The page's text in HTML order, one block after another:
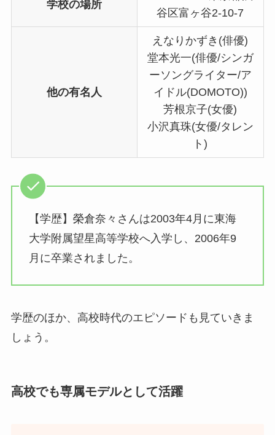
学校の場所
谷区富ヶ谷2-10-7
他の有名人
えなりかずき(俳優)
堂本光一(俳優/シンガ
ーソングライター/ア
イドル(DOMOTO))
芳根京子(女優)
小沢真珠(女優/タレン
ト)
【学歴】榮倉奈々さんは2003年4月に東海
大学附属望星高等学校へ入学し、2006年9
月に卒業されました。
学歴のほか、高校時代のエピソードも見ていきま
しょう。
高校でも専属モデルとして活躍